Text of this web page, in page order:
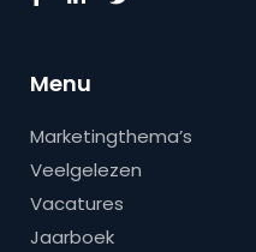
Menu
Marketingthema’s
Veelgelezen
Vacatures
Jaarboek